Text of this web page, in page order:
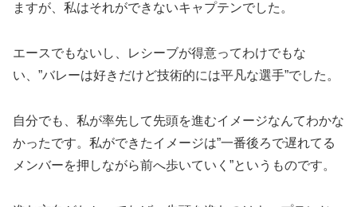
ますが、私はそれができないキャプテンでした。
エースでもないし、レシーブが得意ってわけでもな
い、”バレーは好きだけど技術的には平凡な選手”でした。
自分でも、私が率先して先頭を進むイメージなんてわかな
かったです。私ができたイメージは”一番後ろで遅れてる
メンバーを押しながら前へ歩いていく”というものです。